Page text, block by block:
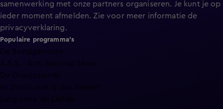
samenwerking met onze partners organiseren. Je kunt je op
ieder moment afmelden. Zie voor meer informatie de
privacyverklaring.
Populaire programma's
De Bondgenoten
A.S.S. - Anti Survival Show
De Oranjezomer
Mi Dushi: wat is dan liefde?
Lang Leve de Liefde